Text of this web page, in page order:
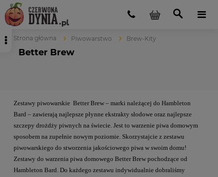
Strona główna Piwowarstwo Brew-Kity
Better Brew
Zestawy piwowarskie Better Brew – marki należącej do Hambleton
Bard – zawierają najlepsze płynne ekstrakty słodowe oraz najlepsze
szczepy drożdży piwnych na świecie. Jest to warzenie piwa domowym
sposobem na zupełnie nowym poziomie. Skorzystajcie z zestawu
piwowarskiego do stworzenia jakościowego piwa w swoim domu!
Zestawy do warzenia piwa domowego Better Brew pochodzące od
Hambleton Bard. Do każdego zestawu indywidualnie dobraliśmy